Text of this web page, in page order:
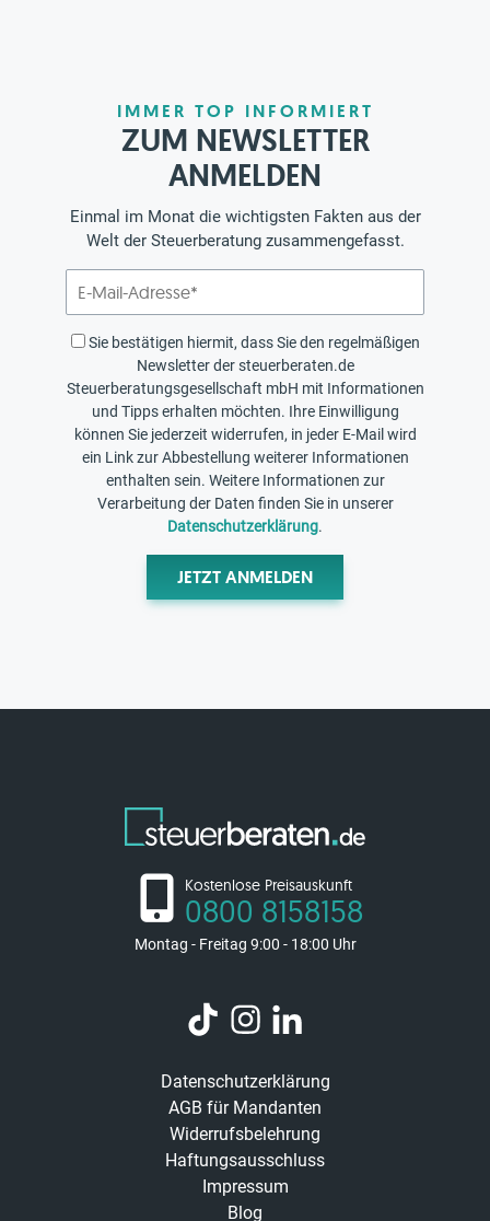
IMMER TOP INFORMIERT
ZUM NEWSLETTER
ANMELDEN
Einmal im Monat die wichtigsten Fakten aus der
Welt der Steuerberatung zusammengefasst.
Sie bestätigen hiermit, dass Sie den regelmäßigen
Newsletter der steuerberaten.de
Steuerberatungsgesellschaft mbH mit Informationen
und Tipps erhalten möchten. Ihre Einwilligung
können Sie jederzeit widerrufen, in jeder E-Mail wird
ein Link zur Abbestellung weiterer Informationen
enthalten sein. Weitere Informationen zur
Verarbeitung der Daten finden Sie in unserer
Datenschutzerklärung.
JETZT ANMELDEN
Kostenlose Preisauskunft
0800 8158158
Montag - Freitag 9:00 - 18:00 Uhr
Datenschutzerklärung
AGB für Mandanten
Widerrufsbelehrung
Haftungsausschluss
Impressum
Blog